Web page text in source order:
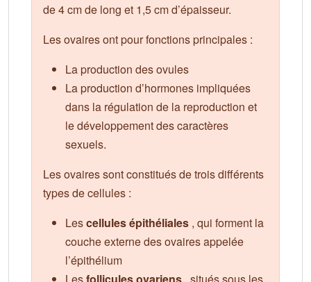
de 4 cm de long et 1,5 cm d’épaisseur.
Les ovaires ont pour fonctions principales :
La production des ovules
La production d’hormones impliquées
dans la régulation de la reproduction et
le développement des caractères
sexuels.
Les ovaires sont constitués de trois différents
types de cellules :
Lescellules épithéliales , qui forment la
couche externe des ovaires appelée
l’épithélium